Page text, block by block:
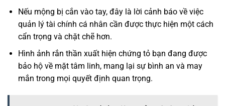
Nếu mộng bị cắn vào tay, đây là lời cảnh báo về việc
quản lý tài chính cá nhân cần được thực hiện một cách
cẩn trọng và chặt chẽ hơn.
Hình ảnh rắn thần xuất hiện chứng tỏ bạn đang được
bảo hộ về mặt tâm linh, mang lại sự bình an và may
mắn trong mọi quyết định quan trọng.